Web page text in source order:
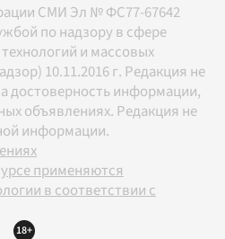
СМИ Эл № ФС77-67642
по надзору в сфере
и массовых
10.11.2016 г. Редакция не
достоверность информации,
объявлениях. Редакция не
информации.
применяются
в соответствии с
18+